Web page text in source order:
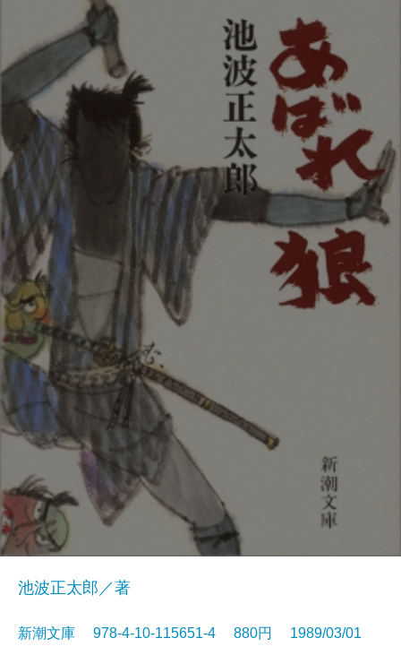
池波正太郎／著
新潮文庫 978-4-10-115651-4 880円 1989/03/01